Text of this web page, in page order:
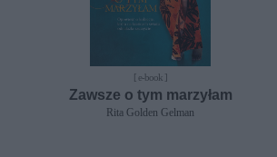
[ e-book ]
Zawsze o tym marzyłam
Rita Golden Gelman